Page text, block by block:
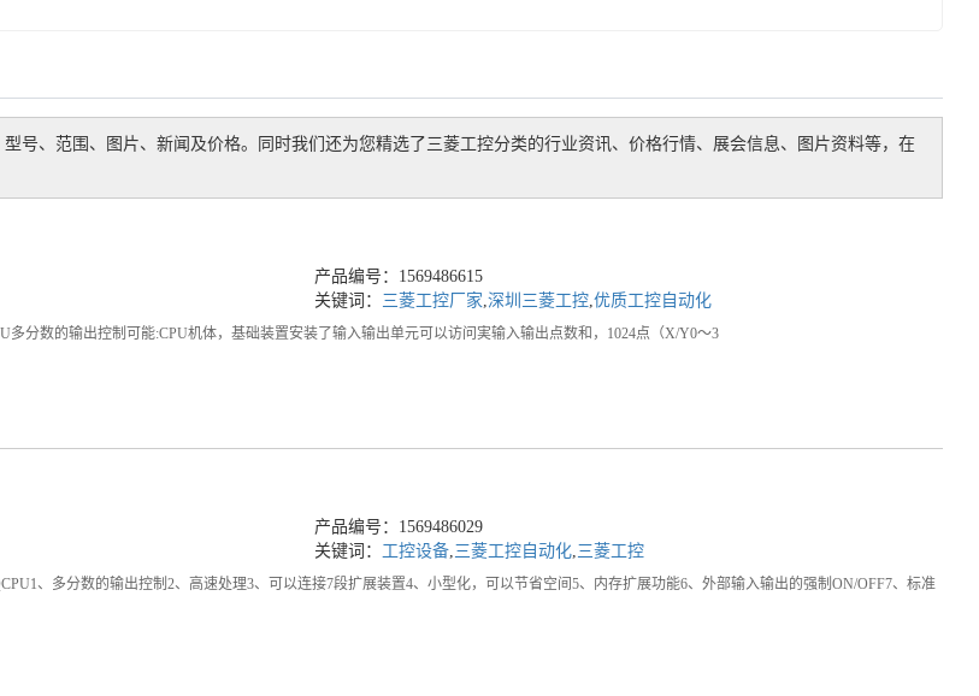
型号、范围、图片、新闻及价格。同时我们还为您精选了 三菱工控分类的行业资讯、价格行情、展会信息、图片资料等，在
产品编号：1569486615
关键词： 三菱工控厂家,深圳三菱工控,优质工控自动化
多分数的输出控制可能:CPU机体，基础装置安装了输入输出单元可以访问実输入输出点数和，1024点（X/Y0～3
产品编号：1569486029
关键词： 工控设备,三菱工控自动化,三菱工控
、多分数的输出控制2、高速处理3、可以连接7段扩展装置4、小型化，可以节省空间5、内存扩展功能6、外部输入输出的强制ON/OFF7、标准